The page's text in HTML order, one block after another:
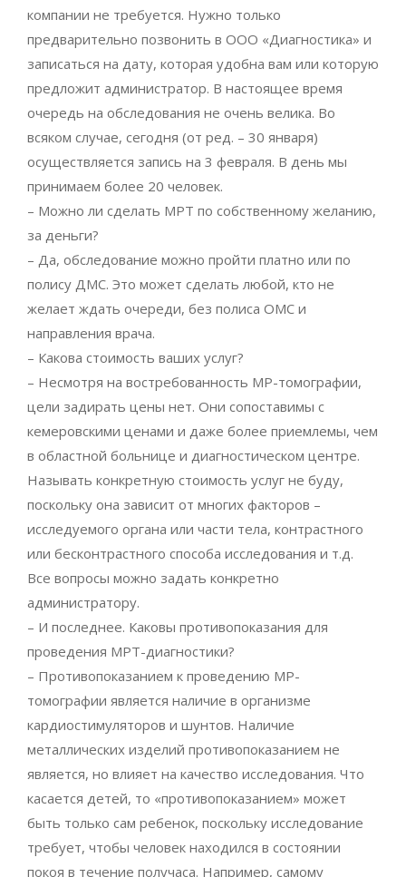
компании не требуется. Нужно только
предварительно позвонить в ООО «Диагностика» и
записаться на дату, которая удобна вам или которую
предложит администратор. В настоящее время
очередь на обследования не очень велика. Во
всяком случае, сегодня (от ред. – 30 января)
осуществляется запись на 3 февраля. В день мы
принимаем более 20 человек.
– Можно ли сделать МРТ по собственному желанию,
за деньги?
– Да, обследование можно пройти платно или по
полису ДМС. Это может сделать любой, кто не
желает ждать очереди, без полиса ОМС и
направления врача.
– Какова стоимость ваших услуг?
– Несмотря на востребованность МР-томографии,
цели задирать цены нет. Они сопоставимы с
кемеровскими ценами и даже более приемлемы, чем
в областной больнице и диагностическом центре.
Называть конкретную стоимость услуг не буду,
поскольку она зависит от многих факторов –
исследуемого органа или части тела, контрастного
или бесконтрастного способа исследования и т.д.
Все вопросы можно задать конкретно
администратору.
– И последнее. Каковы противопоказания для
проведения МРТ-диагностики?
– Противопоказанием к проведению МР-
томографии является наличие в организме
кардиостимуляторов и шунтов. Наличие
металлических изделий противопоказанием не
является, но влияет на качество исследования. Что
касается детей, то «противопоказанием» может
быть только сам ребенок, поскольку исследование
требует, чтобы человек находился в состоянии
покоя в течение получаса. Например, самому